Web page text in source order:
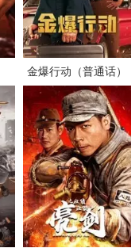
金爆行动（普通话）